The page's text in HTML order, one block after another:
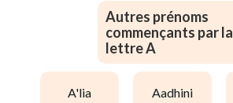
Autres prénoms
commençants par la
lettre A
a'lia aadhini